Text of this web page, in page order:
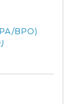
BPO)